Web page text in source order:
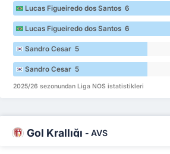
Lucas Figueiredo dos Santos 6
Lucas Figueiredo dos Santos 6
Sandro Cesar 5
Sandro Cesar 5
2025/26 sezonundan Liga NOS istatistikleri
Gol Krallığı - AVS